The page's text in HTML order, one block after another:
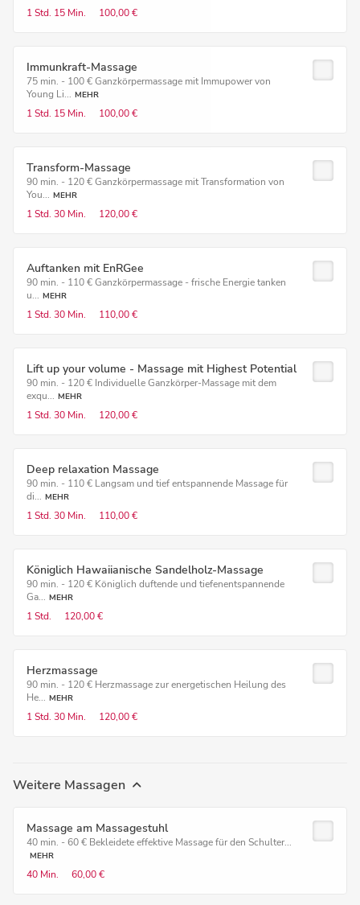
1 Std. 15 Min. 100,00 €
Immunkraft-Massage
75 min. - 100 € Ganzkörpermassage mit Immupower von
Young Li... MEHR
1 Std. 15 Min. 100,00 €
Transform-Massage
90 min. - 120 € Ganzkörpermassage mit Transformation von
You... MEHR
1 Std. 30 Min. 120,00 €
Auftanken mit EnRGee
90 min. - 110 € Ganzkörpermassage - frische Energie tanken
u... MEHR
1 Std. 30 Min. 110,00 €
Lift up your volume - Massage mit Highest Potential
90 min. - 120 € Individuelle Ganzkörper-Massage mit dem
exqu... MEHR
1 Std. 30 Min. 120,00 €
Deep relaxation Massage
90 min. - 110 € Langsam und tief entspannende Massage für
di... MEHR
1 Std. 30 Min. 110,00 €
Königlich Hawaiianische Sandelholz-Massage
90 min. - 120 € Königlich duftende und tiefenentspannende
Ga... MEHR
1 Std. 120,00 €
Herzmassage
90 min. - 120 € Herzmassage zur energetischen Heilung des
He... MEHR
1 Std. 30 Min. 120,00 €
Weitere Massagen
Massage am Massagestuhl
40 min. - 60 € Bekleidete effektive Massage für den Schulter...
MEHR
40 Min. 60,00 €